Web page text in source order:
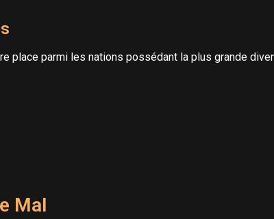
place parmi les nations possédant la plus grande
MaI